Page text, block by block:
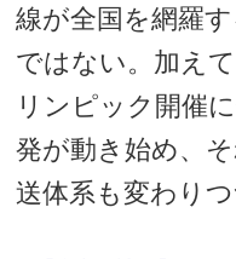
線が全国を網羅
ではない。加え
リンピック開催
発が動き始め、
送体系も変わりつ